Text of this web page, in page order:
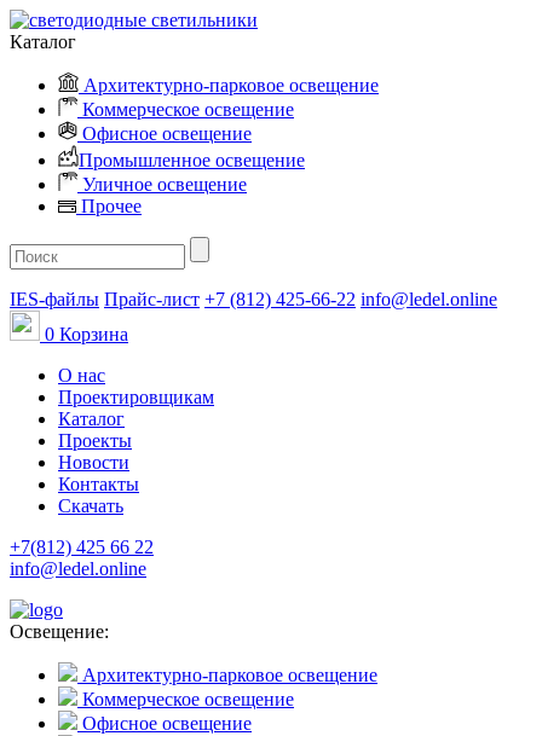
Каталог
Архитектурно-парковое освещение
Коммерческое освещение
Офисное освещение
Промышленное освещение
Уличное освещение
Прочее
IES-файлы Прайс-лист +7 (812) 425-66-22 info@ledel.online
0 Корзина
О нас
Проектировщикам
Каталог
Проекты
Новости
Контакты
Скачать
+7(812) 425 66 22
info@ledel.online
Освещение:
Архитектурно-парковое освещение
Коммерческое освещение
Офисное освещение